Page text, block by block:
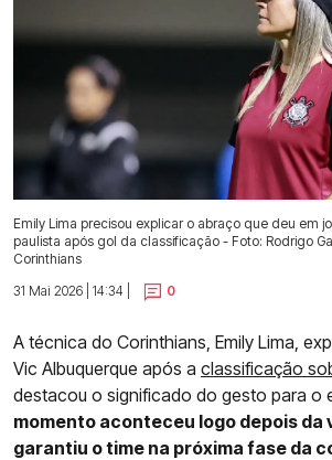
Emily Lima precisou explicar o abraço que deu em
paulista após gol da classificação - Foto: Rodrigo
Corinthians
31 Mai 2026 | 14:34 |
0
A técnica do Corinthians, Emily Lima,
Vic Albuquerque após a classificação
destacou o significado do gesto para o
momento aconteceu logo depois da
garantiu o time na próxima fase da